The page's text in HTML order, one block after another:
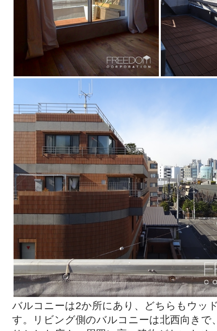
バルコニーは2か所にあり、どちらもウッ
す。リビング側のバルコニーは北西向きで